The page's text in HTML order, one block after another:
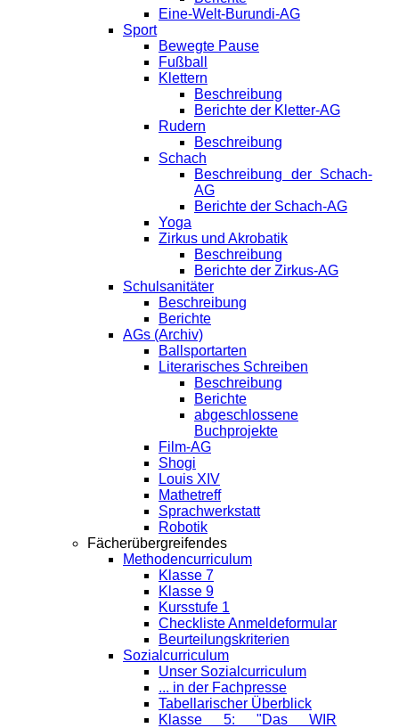
Eine-Welt-Burundi-AG
Sport
Bewegte Pause
Fußball
Klettern
Beschreibung
Berichte der Kletter-AG
Rudern
Beschreibung
Schach
Beschreibung der Schach-
AG
Berichte der Schach-AG
Yoga
Zirkus und Akrobatik
Beschreibung
Berichte der Zirkus-AG
Schulsanitäter
Beschreibung
Berichte
AGs (Archiv)
Ballsportarten
Literarisches Schreiben
Beschreibung
Berichte
abgeschlossene
Buchprojekte
Film-AG
Shogi
Louis XIV
Mathetreff
Sprachwerkstatt
Robotik
Fächerübergreifendes
Methodencurriculum
Klasse 7
Klasse 9
Kursstufe 1
Checkliste Anmeldeformular
Beurteilungskriterien
Sozialcurriculum
Unser Sozialcurriculum
... in der Fachpresse
Tabellarischer Überblick
Klasse 5: "Das WIR